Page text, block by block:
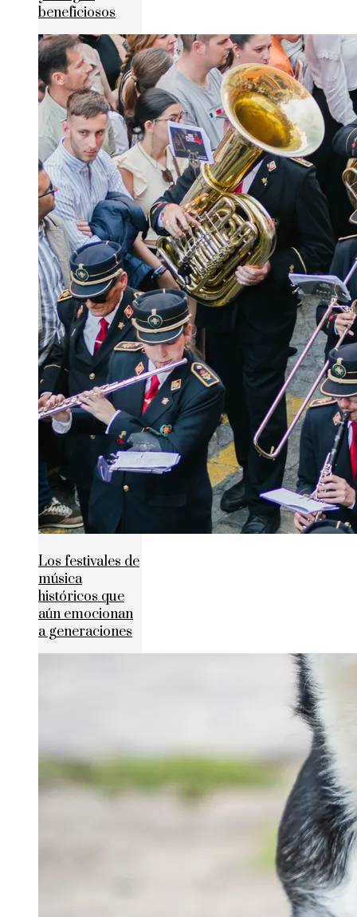
beneficiosos
Los festivales de
música
históricos que
aún emocionan
a generaciones